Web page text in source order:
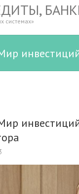
системах»